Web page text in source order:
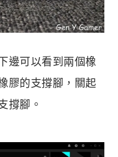
邊可以看到兩個橡
膠的支撐腳，關起
撐腳。